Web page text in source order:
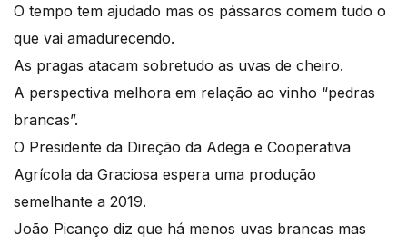
O tempo tem ajudado mas os pássaros comem tudo o
que vai amadurecendo.
As pragas atacam sobretudo as uvas de cheiro.
A perspectiva melhora em relação ao vinho “pedras
brancas”.
O Presidente da Direção da Adega e Cooperativa
Agrícola da Graciosa espera uma produção
semelhante a 2019.
João Picanço diz que há menos uvas brancas mas